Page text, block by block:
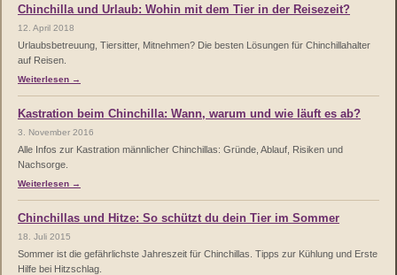
Chinchilla und Urlaub: Wohin mit dem Tier in der Reisezeit?
12. April 2018
Urlaubsbetreuung, Tiersitter, Mitnehmen? Die besten Lösungen für Chinchillahalter
auf Reisen.
Weiterlesen →
Kastration beim Chinchilla: Wann, warum und wie läuft es ab?
3. November 2016
Alle Infos zur Kastration männlicher Chinchillas: Gründe, Ablauf, Risiken und
Nachsorge.
Weiterlesen →
Chinchillas und Hitze: So schützt du dein Tier im Sommer
18. Juli 2015
Sommer ist die gefährlichste Jahreszeit für Chinchillas. Tipps zur Kühlung und Erste
Hilfe bei Hitzschlag.